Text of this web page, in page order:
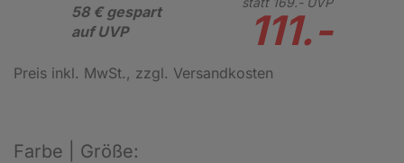
58 € gespart
auf UVP
111.-
Preis inkl. MwSt., zzgl. Versandkosten
Farbe | Größe: